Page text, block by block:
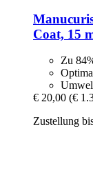
Coat, 15
Zu
€ 20,00 (€
Zustellung